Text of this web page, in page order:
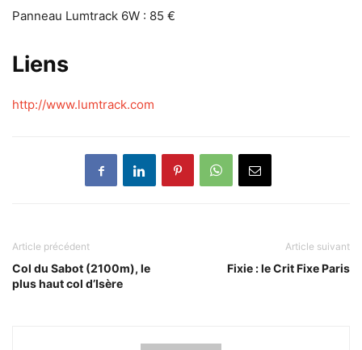
Panneau Lumtrack 6W : 85 €
Liens
http://www.lumtrack.com
Article précédent
Col du Sabot (2100m), le
plus haut col d’Isère
Article suivant
Fixie : le Crit Fixe Paris